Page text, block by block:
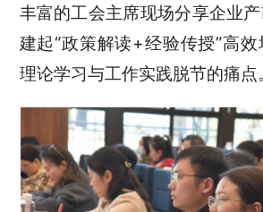
丰富的工会主席现场分享企业
建起“政策解读+经验传授”高
理论学习与工作实践脱节的痛点。